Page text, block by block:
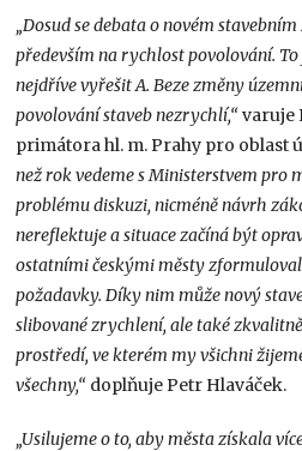
„Dosud se debata o novém
především na rychlost povolování.
nejdříve vyřešit A. Beze změny
povolování staveb nezrychlí,“varuje
primátora hl. m. Prahy pro oblast
než rok vedeme s Ministerstvem pro
problému diskuzi, nicméně návrh
nereflektuje a situace začíná být
ostatními českými městy
požadavky. Díky nim může nový
slibované zrychlení, ale také
prostředí, ve kterém my všichni
všechny,“ doplňuje Petr Hlaváček.
„Usilujeme o to, aby města získala